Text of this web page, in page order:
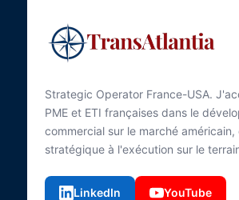
Strategic Operator France-USA.
PME et ETI françaises dans le
commercial sur le marché
stratégique à l'exécution sur le
LinkedIn YouTube